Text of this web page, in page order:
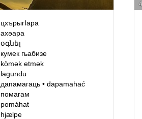
цхърыгIара
ахәара
օգնել
кумек гьабизе
kömək etmək
lagundu
дапамагаць •dapamahać
помагам
pomáhat
hjælpe